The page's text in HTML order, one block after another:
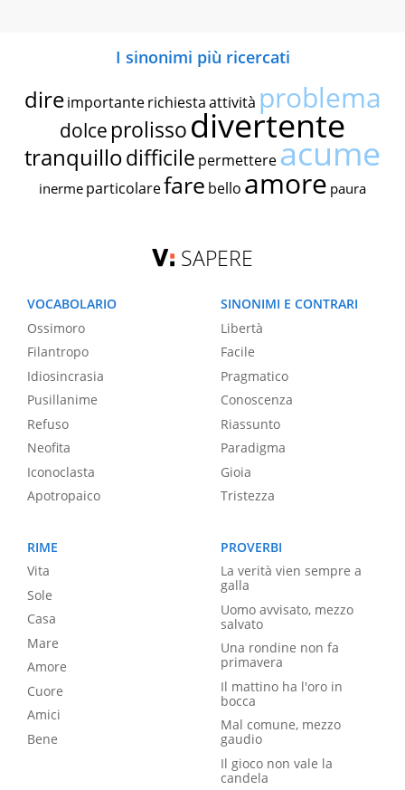
I sinonimi più ricercati
dire importante richiestaattività problema
dolce prolissodivertente
tranquillodifficile permettereacume
inerme particolarefare bello amore paura
SAPERE
VOCABOLARIO
Ossimoro
Filantropo
Idiosincrasia
Pusillanime
Refuso
Neofita
Iconoclasta
Apotropaico
SINONIMI E CONTRARI
Libertà
Facile
Pragmatico
Conoscenza
Riassunto
Paradigma
Gioia
Tristezza
RIME
Vita
Sole
Casa
Mare
Amore
Cuore
Amici
Bene
PROVERBI
La verità vien sempre a
galla
Uomo avvisato, mezzo
salvato
Una rondine non fa
primavera
Il mattino ha l'oro in
bocca
Mal comune, mezzo
gaudio
Il gioco non vale la
candela